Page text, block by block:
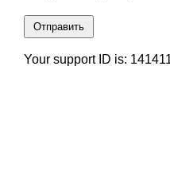
Отправить
Your support ID is: